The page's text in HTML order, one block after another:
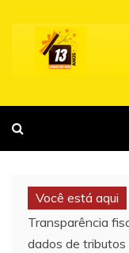
content
Você está aqui
Transparência
dados de